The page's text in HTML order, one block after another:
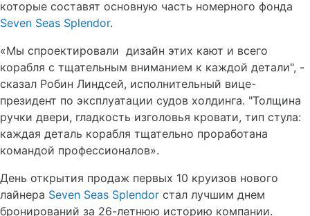
которые составят основную часть номерного фонда
Seven Seas Splendor.
«Мы спроектировали дизайн этих кают и всего
корабля с тщательным вниманием к каждой детали", -
сказал Робин Линдсей, исполнительный вице-
президент по эксплуатации судов холдинга. "Толщина
ручки двери, гладкость изголовья кровати, тип стула:
каждая деталь корабля тщательно проработана
командой профессионалов».
День открытия продаж первых 10 круизов нового
лайнера Seven Seas Splendor стал лучшим днем
бронирований за 26-летнюю историю компании.